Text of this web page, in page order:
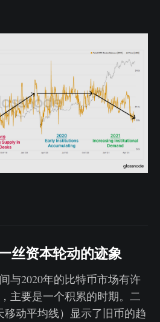
丝资本轮动的迹象
与2020年的比特币市场有许
主要是一个积累的时期。二
移动平均线）显示了旧币的趋